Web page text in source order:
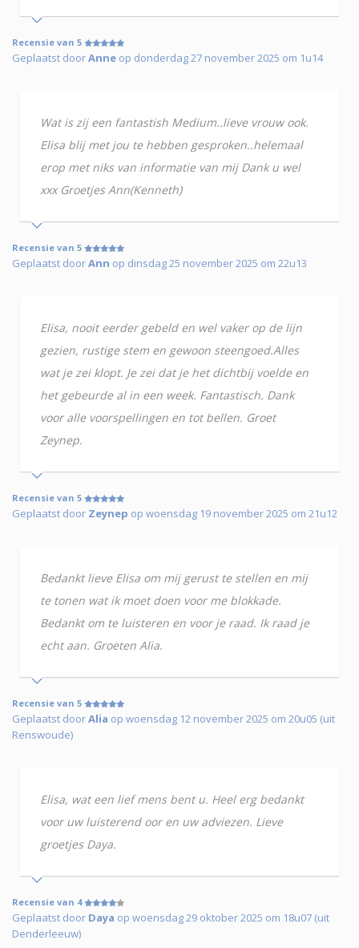
Recensie van 5
Geplaatst doorAnne op donderdag 27 november 2025 om 1u14
Wat is zij een fantastish Medium..lieve vrouw ook.
Elisa blij met jou te hebben gesproken..helemaal
erop met niks van informatie van mij Dank u wel
xxx Groetjes Ann(Kenneth)
Recensie van 5
Geplaatst doorAnn op dinsdag 25 november 2025 om 22u13
Elisa, nooit eerder gebeld en wel vaker op de lijn
gezien, rustige stem en gewoon steengoed.Alles
wat je zei klopt. Je zei dat je het dichtbij voelde en
het gebeurde al in een week. Fantastisch. Dank
voor alle voorspellingen en tot bellen. Groet
Zeynep.
Recensie van 5
Geplaatst door Zeynep op woensdag 19 november 2025 om 21u12
Bedankt lieve Elisa om mij gerust te stellen en mij
te tonen wat ik moet doen voor me blokkade.
Bedankt om te luisteren en voor je raad. Ik raad je
echt aan. Groeten Alia.
Recensie van 5
Geplaatst doorAlia op woensdag 12 november 2025 om 20u05 (uit
Renswoude)
Elisa, wat een lief mens bent u. Heel erg bedankt
voor uw luisterend oor en uw adviezen. Lieve
groetjes Daya.
Recensie van 4
Geplaatst door Daya op woensdag 29 oktober 2025 om 18u07 (uit
Denderleeuw)